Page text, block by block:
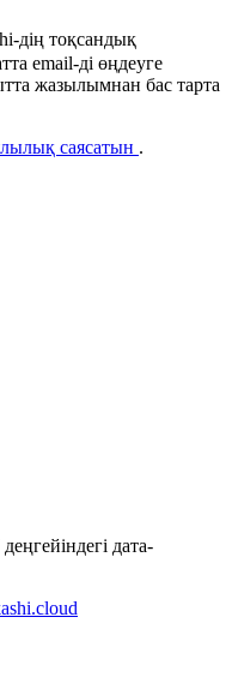
дің тоқсандық
email-ді өңдеуге
жазылымнан бас тарта
саясатын .
дата-